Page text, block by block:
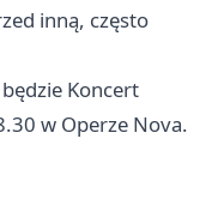
inną, często
Koncert
w Operze Nova.